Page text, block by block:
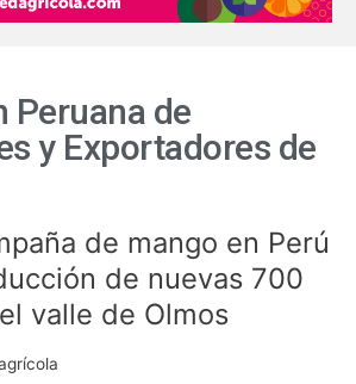
Peruana de
y Exportadores de
de mango en Perú
de nuevas 700
valle de Olmos